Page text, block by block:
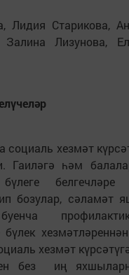
Лидия Старикова,
Лизунова,
социаль хезмәт
Гаиләгә һәм
белгечләре
бозулар, сәламәт
хезмәт
без иң